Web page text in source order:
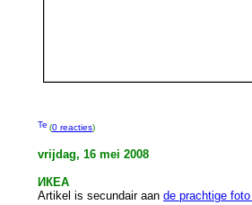
(0 reacties)
vrijdag, 16 mei 2008
ИКЕА
Artikel is secundair aan de prachtige